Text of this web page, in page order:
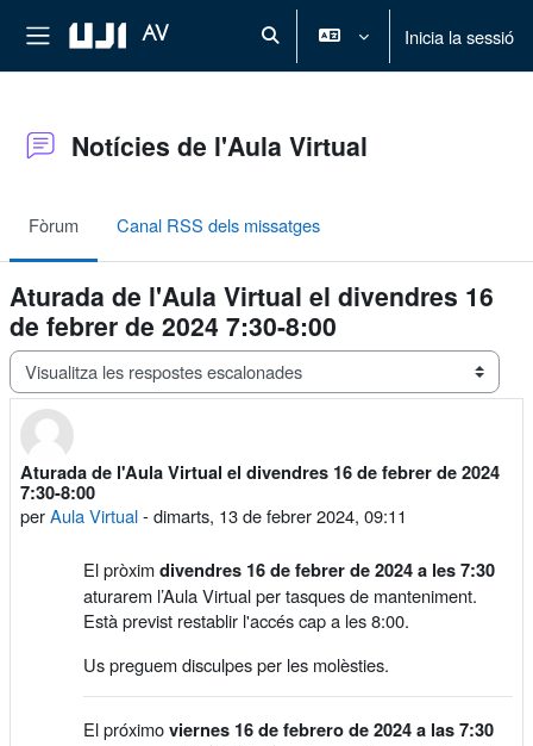
Panell lateral
AV Commuta l'entrada de la cerca
Inicia la sessió
Notícies de l'Aula Virtual
Fòrum Canal RSS dels missatges
Aturada de l'Aula Virtual el divendres 16
de febrer de 2024 7:30-8:00
Mode de visualització
Aturada de l'Aula Virtual el divendres 16 de febrer de 2024
7:30-8:00
perAula Virtual-dimarts, 13 de febrer 2024, 09:11
Nombre de respostes: 0
El pròximdivendres 16 de febrer de 2024 a les 7:30
aturarem l’Aula Virtual per tasques de manteniment.
Està previst restablir l'accés cap a les 8:00.
Us preguem disculpes per les molèsties.
El próximoviernes 16 de febrero de 2024 a las 7:30